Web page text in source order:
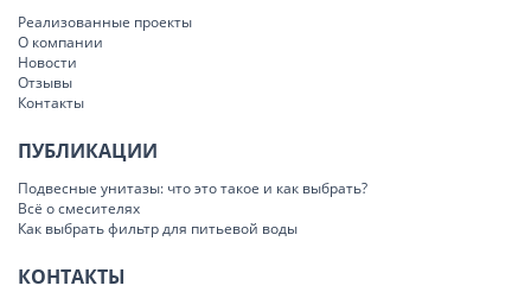
Реализованные проекты
О компании
Новости
Отзывы
Контакты
ПУБЛИКАЦИИ
Подвесные унитазы: что это такое и как выбрать?
Всё о смесителях
Как выбрать фильтр для питьевой воды
КОНТАКТЫ